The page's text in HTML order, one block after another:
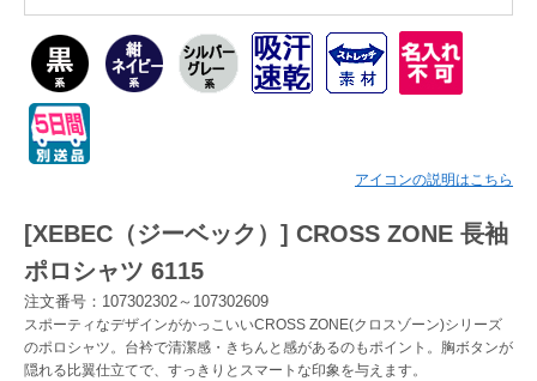
アイコンの説明はこちら
[XEBEC（ジーベック）] CROSS ZONE 長袖
ポロシャツ 6115
注文番号：107302302～107302609
スポーティなデザインがかっこいいCROSS ZONE(クロスゾーン)シリーズ
のポロシャツ。台衿で清潔感・きちんと感があるのもポイント。胸ボタンが
隠れる比翼仕立てで、すっきりとスマートな印象を与えます。